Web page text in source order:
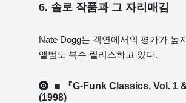
6. 솔로 작품과 그 자리매김
Nate Dogg는 객연에서의 평가가 높
앨범도 복수 릴리스하고 있다.
■ 『G-Funk Classics, Vol. 1 &
(1998)